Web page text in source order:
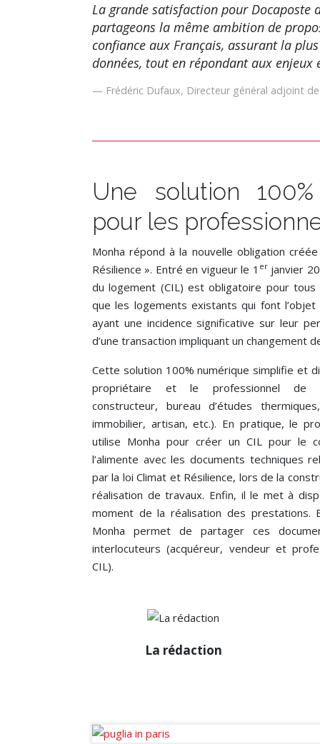
La grande satisfaction pour Docaposte
partageons la même ambition de
confiance aux Français, assurant la
données, tout en répondant aux enjeux
Frédéric Dufaux, Directeur général adjoint
Une solution
pour les
Monha répond à la nouvelle obligation
Résilience ». Entré en vigueur le 1 erjanvier
du logement (CIL) est obligatoire pour tous
que les logements existants qui font
ayant une incidence significative sur leur
d’une transaction impliquant un changement
Cette solution 100% numérique simplifie et
propriétaire et le professionnel de
constructeur, bureau d’études
immobilier, artisan, etc.). En pratique, le
utilise Monha pour créer un CIL pour le
l’alimente avec les documents techniques
par la loi Climat et Résilience, lors de la
réalisation de travaux. Enfin, il le met à
moment de la réalisation des prestations.
Monha permet de partager ces
interlocuteurs (acquéreur, vendeur et
CIL).
La rédaction